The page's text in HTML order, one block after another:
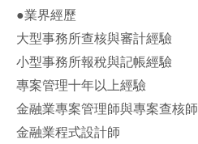
●業界經歷
大型事務所查核與審計經驗
小型事務所報稅與記帳經驗
專案管理十年以上經驗
金融業專案管理師與專案查核師
金融業程式設計師